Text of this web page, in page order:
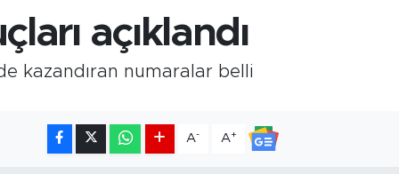
açıklandı
kazandıran numaralar belli
A- A+